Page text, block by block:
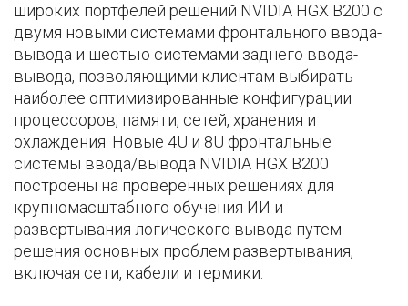
широких портфелей решений NVIDIA HGX B200 с
двумя новыми системами фронтального ввода-
вывода и шестью системами заднего ввода-
вывода, позволяющими клиентам выбирать
наиболее оптимизированные конфигурации
процессоров, памяти, сетей, хранения и
охлаждения. Новые 4U и 8U фронтальные
системы ввода/вывода NVIDIA HGX B200
построены на проверенных решениях для
крупномасштабного обучения ИИ и
развертывания логического вывода путем
решения основных проблем развертывания,
включая сети, кабели и термики.